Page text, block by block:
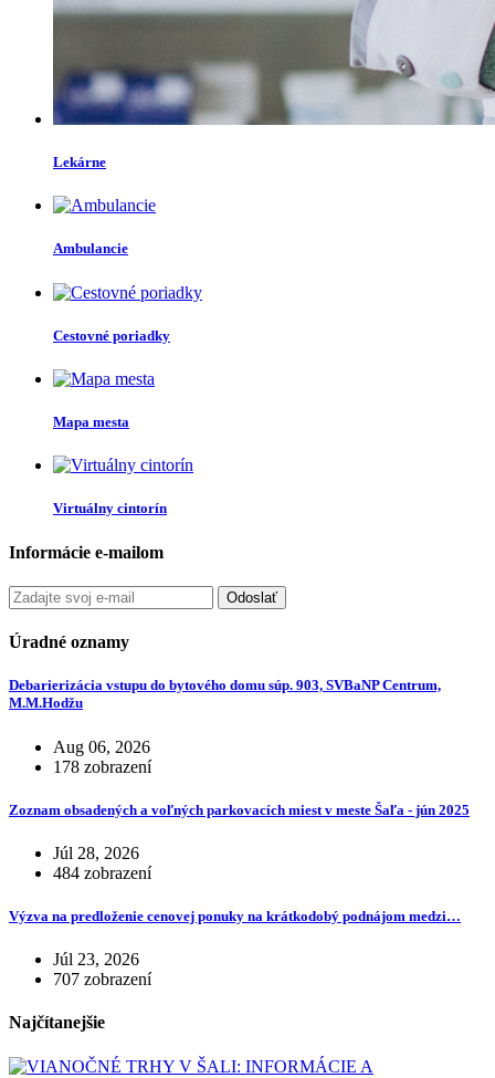
Lekárne
Ambulancie
Cestovné poriadky
Mapa mesta
Virtuálny cintorín
Informácie e-mailom
Odoslať
Úradné oznamy
Debarierizácia vstupu do bytového domu súp. 903, SVBaNP Centrum,
M.M.Hodžu
Aug 06, 2026
178 zobrazení
Zoznam obsadených a voľných parkovacích miest v meste Šaľa - jún 2025
Júl 28, 2026
484 zobrazení
Výzva na predloženie cenovej ponuky na krátkodobý podnájom medzi…
Júl 23, 2026
707 zobrazení
Najčítanejšie